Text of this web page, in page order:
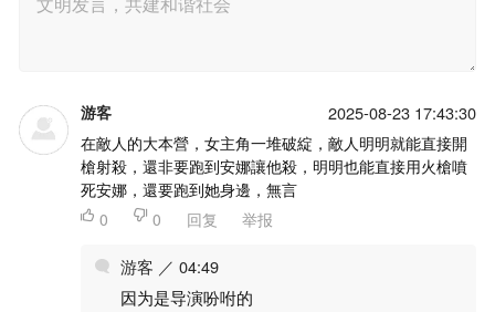
游客 2025-08-23 17:43:30
在敵人的大本營，女主角一堆破綻，敵人明明就能直接開
槍射殺，還非要跑到安娜讓他殺，明明也能直接用火槍噴
死安娜，還要跑到她身邊，無言
 0  0 回复 举报
游客 ／ 04:49
因为是导演吩咐的